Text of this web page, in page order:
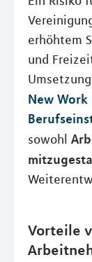
erhöhtem
und
New Work
sowohl
Vorteile